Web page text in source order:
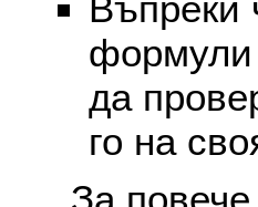
Въпреки
формули
да
го на